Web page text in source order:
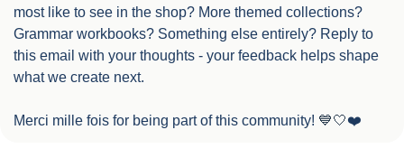
most like to see in the shop? More themed collections?
Grammar workbooks? Something else entirely? Reply to
this email with your thoughts - your feedback helps shape
what we create next.
Merci mille fois for being part of this community! 💙🤍❤️